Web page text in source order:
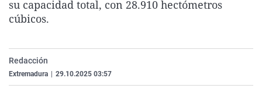
La rosa de los vientos
Como el perro y el
Caso
Equipo de
Extremadura
La Rioja
Virales
Elecciones
su capacidad total, con 28.910 hectómetros
cúbicos.
Redacción
Extremadura 29.10.2025 03:57